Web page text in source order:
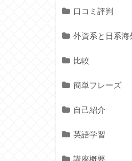
口コミ評判
外資系と日系海
比較
簡単フレーズ
自己紹介
英語学習
講座概要